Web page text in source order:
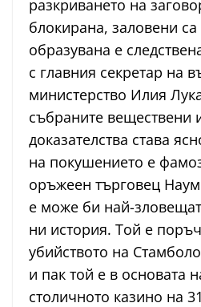
разкриването на
блокирана, заловени
образувана е
с главния секретар на
министерство Илия
събраните веществени
доказателства става
на покушението е
оръжеен търговец
е може би най-
ни история. Той е
убийството на
и пак той е в основата
столичното казино на